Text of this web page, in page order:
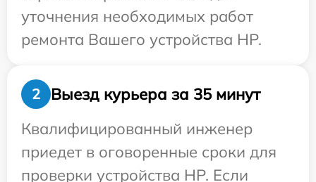
уточнения необходимых работ
ремонта Вашего устройства HP.
2
Выезд курьера за 35 минут
Квалифицированный инженер
приедет в оговоренные сроки для
проверки устройства HP. Если